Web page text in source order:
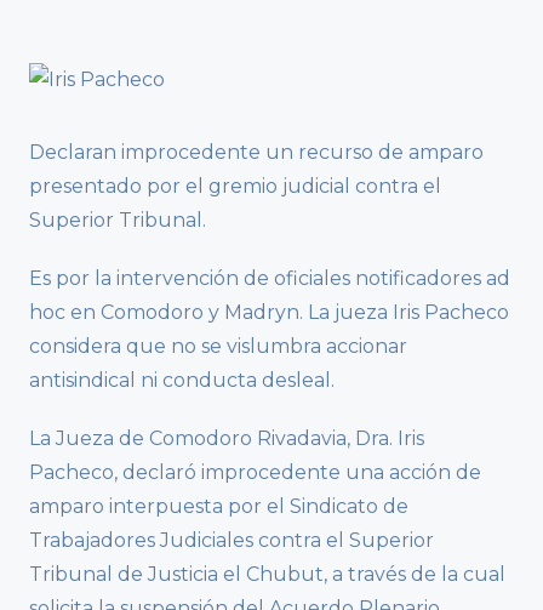
Declaran improcedente un recurso de amparo
presentado por el gremio judicial contra el
Superior Tribunal.
Es por la intervención de oficiales notificadores ad
hoc en Comodoro y Madryn. La jueza Iris Pacheco
considera que no se vislumbra accionar
antisindical ni conducta desleal.
La Jueza de Comodoro Rivadavia, Dra. Iris
Pacheco, declaró improcedente una acción de
amparo interpuesta por el Sindicato de
Trabajadores Judiciales contra el Superior
Tribunal de Justicia el Chubut, a través de la cual